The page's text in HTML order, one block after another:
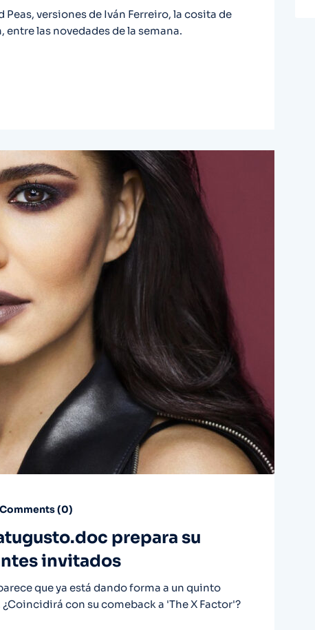
Peas, versiones de Iván Ferreiro, la cosita de
entre las novedades de la semana.
Comments (0)
prepara su
invitados
que ya está dando forma a un quinto
con su comeback a 'The X Factor'?